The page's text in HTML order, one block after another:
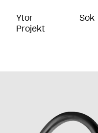
Ytor
Projekt
Sök